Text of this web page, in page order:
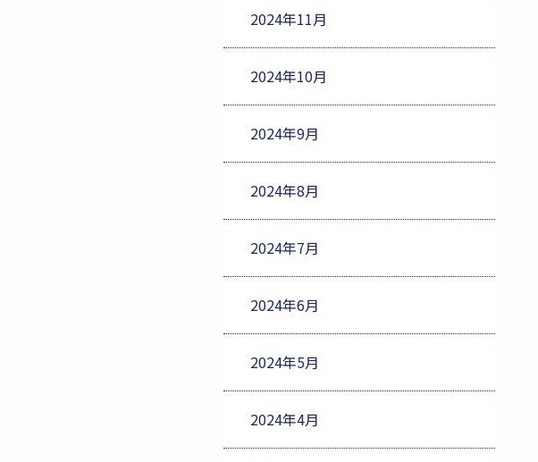
2024年11月
2024年10月
2024年9月
2024年8月
2024年7月
2024年6月
2024年5月
2024年4月